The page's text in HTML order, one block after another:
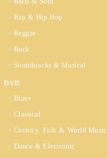
Rap & Hip Hop
Reggae
Rock
Soundtracks & Musical
DVD
Blues
Classical
Country, Folk & World Music
Dance & Electronic